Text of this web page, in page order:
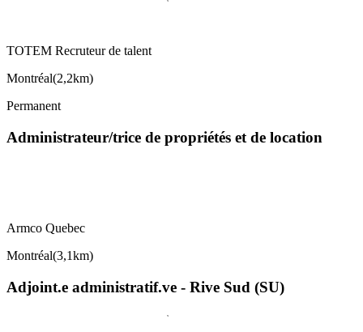
TOTEM Recruteur de talent
Montréal(2,2km)
Permanent
Administrateur/trice de propriétés et de location
Armco Quebec
Montréal(3,1km)
Adjoint.e administratif.ve - Rive Sud (SU)